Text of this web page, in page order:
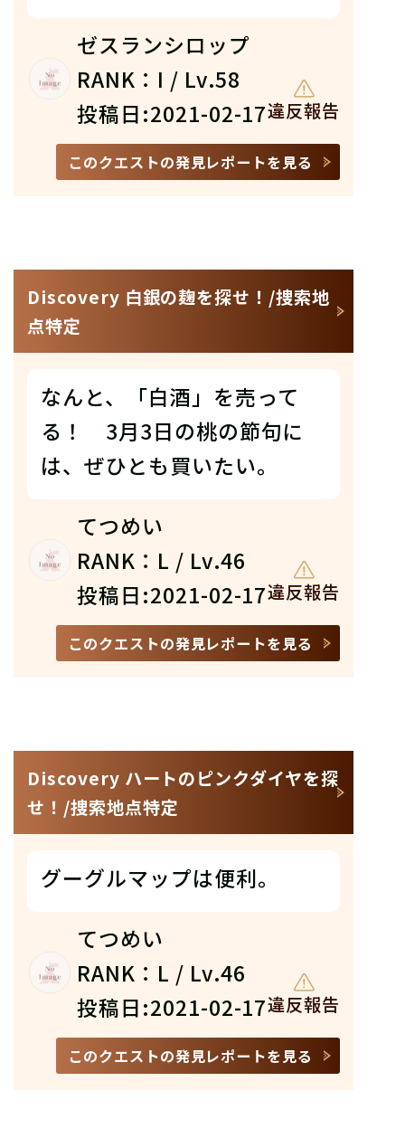
ゼスランシロップ
RANK：I / Lv.58
投稿日:2021-02-17違反報告
このクエストの発見レポートを見る
Discovery 白銀の麹を探せ！/捜索地
点特定
なんと、「白酒」を売って
る！ 3月3日の桃の節句に
は、ぜひとも買いたい。
てつめい
RANK：L / Lv.46
投稿日:2021-02-17違反報告
このクエストの発見レポートを見る
Discovery ハートのピンクダイヤを探
せ！/捜索地点特定
グーグルマップは便利。
てつめい
RANK：L / Lv.46
投稿日:2021-02-17違反報告
このクエストの発見レポートを見る